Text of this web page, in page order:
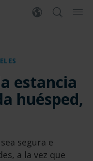
estancia
huésped,
segura e
a la vez que